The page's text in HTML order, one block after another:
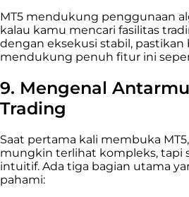
MT5 mendukung penggunaan
kalau kamu mencari fasilitas
dengan eksekusi stabil, pastikan
mendukung penuh fitur ini
9. Mengenal
Trading
Saat pertama kali membuka
mungkin terlihat kompleks, tapi
intuitif. Ada tiga bagian utama
pahami: